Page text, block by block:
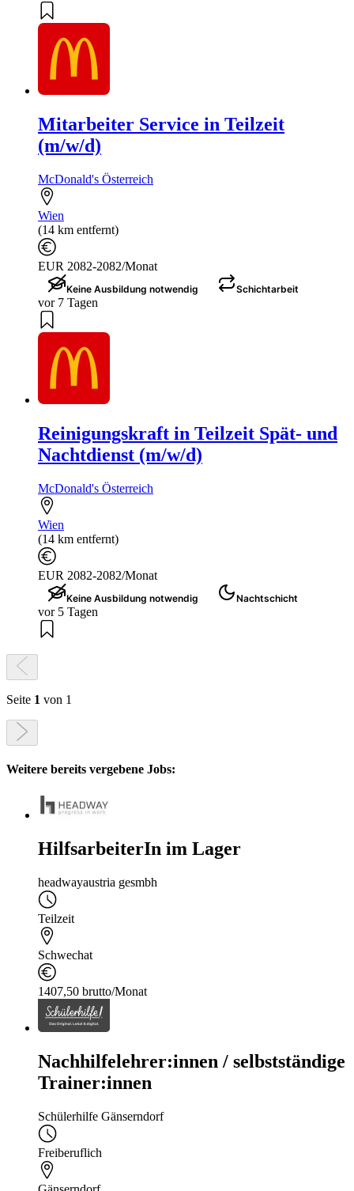
Mitarbeiter Service in Teilzeit
(m/w/d)
McDonald's Österreich
Wien
(14 km entfernt)
EUR 2082-2082/Monat
Keine Ausbildung notwendig Schichtarbeit
vor 7 Tagen
Reinigungskraft in Teilzeit Spät- und
Nachtdienst (m/w/d)
McDonald's Österreich
Wien
(14 km entfernt)
EUR 2082-2082/Monat
Keine Ausbildung notwendig Nachtschicht
vor 5 Tagen
Seite 1 von 1
Weitere bereits vergebene Jobs:
HilfsarbeiterIn im Lager
headwayaustria gesmbh
Teilzeit
Schwechat
1407,50 brutto/Monat
Nachhilfelehrer:innen / selbstständige
Trainer:innen
Schülerhilfe Gänserndorf
Freiberuflich